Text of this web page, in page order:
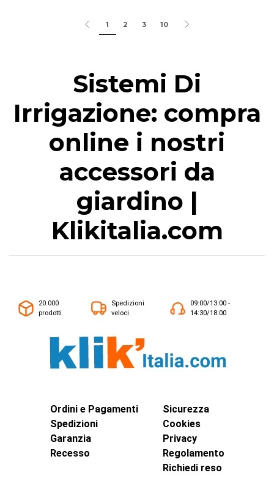
1 2 3 10
Sistemi Di
Irrigazione: compra
online i nostri
accessori da
giardino |
Klikitalia.com
20.000
prodotti
Spedizioni
veloci
09:00/13:00 -
14:30/18:00
Ordini e Pagamenti
Spedizioni
Garanzia
Recesso
Sicurezza
Cookies
Privacy
Regolamento
Richiedi reso